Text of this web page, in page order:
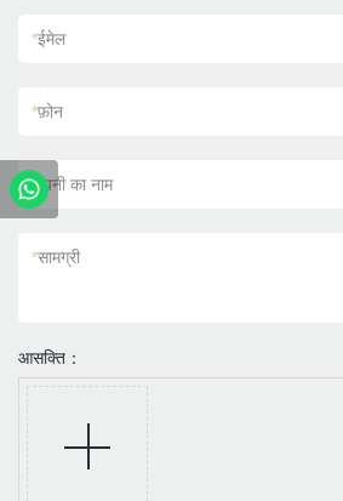
*ईमेल
*फ़ोन
कंपनी का नाम
*सामग्री
आसक्ति：